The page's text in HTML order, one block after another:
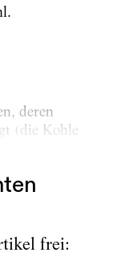
deren
(die Kohle
frei: